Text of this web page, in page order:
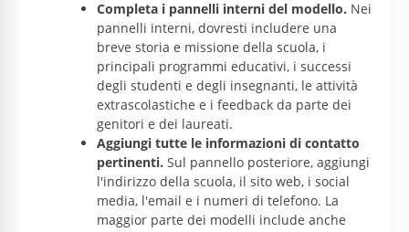
Completa i pannelli interni del modello. Nei
pannelli interni, dovresti includere una
breve storia e missione della scuola, i
principali programmi educativi, i successi
degli studenti e degli insegnanti, le attività
extrascolastiche e i feedback da parte dei
genitori e dei laureati.
Aggiungi tutte le informazioni di contatto
pertinenti. Sul pannello posteriore, aggiungi
l'indirizzo della scuola, il sito web, i social
media, l'email e i numeri di telefono. La
maggior parte dei modelli include anche